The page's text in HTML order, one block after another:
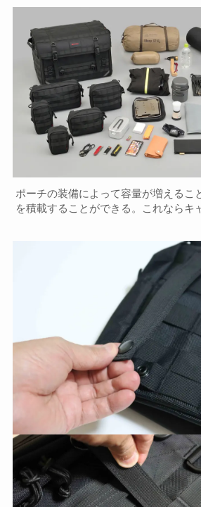
ポーチの装備によって容量が増えるこ
を積載することができる。これならキ